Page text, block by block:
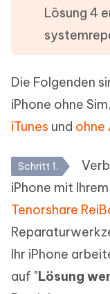
Lösung 4
Die Folgenden
iPhone ohne
iTunes und ohne
Schritt 1.
iPhone mit
Tenorshare
Ihr iPhone
auf "Lösung